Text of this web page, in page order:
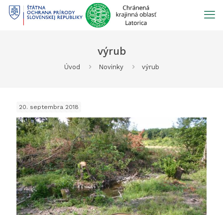
Prejsť
výrub
Úvod Novinky výrub
20. septembra 2018